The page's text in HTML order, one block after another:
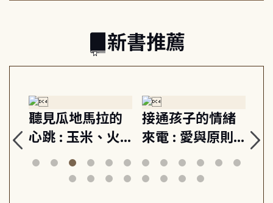
新書推薦
聽見瓜地馬拉的
心跳 : 玉米、火
山與信仰, 外交官
筆下的現代馬雅
接通孩子的情緒
來電 : 愛與原則,
建立教養的安定
節奏 22個行動練
關